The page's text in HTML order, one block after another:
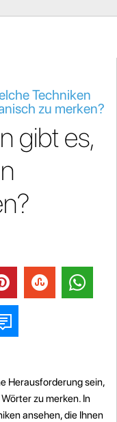
Techniken
zu merken?
gibt es,
Herausforderung sein,
zu merken. In
ansehen, die Ihnen